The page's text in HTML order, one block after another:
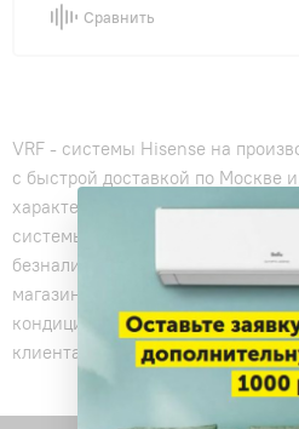
Сравнить
VRF - системы Hisense на
с быстрой доставкой по Москве
характеристики , отзывы и
системы hisense на
безналичным расчетом и онлайн
магазин кондиционеров
кондиционера в день доставки.
клиентах и даем гарантию на